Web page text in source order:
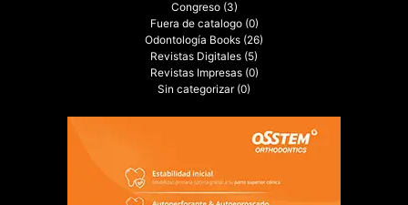
Congreso (3)
Fuera de catalogo (0)
Odontología Books (26)
Revistas Digitales (5)
Revistas Impresas (0)
Sin categorizar (0)